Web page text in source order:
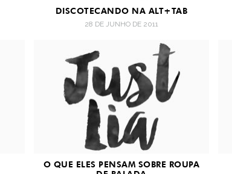
DISCOTECANDO NA ALT+TAB
28 DE JUNHO DE 2011
O QUE ELES PENSAM SOBRE ROUPA